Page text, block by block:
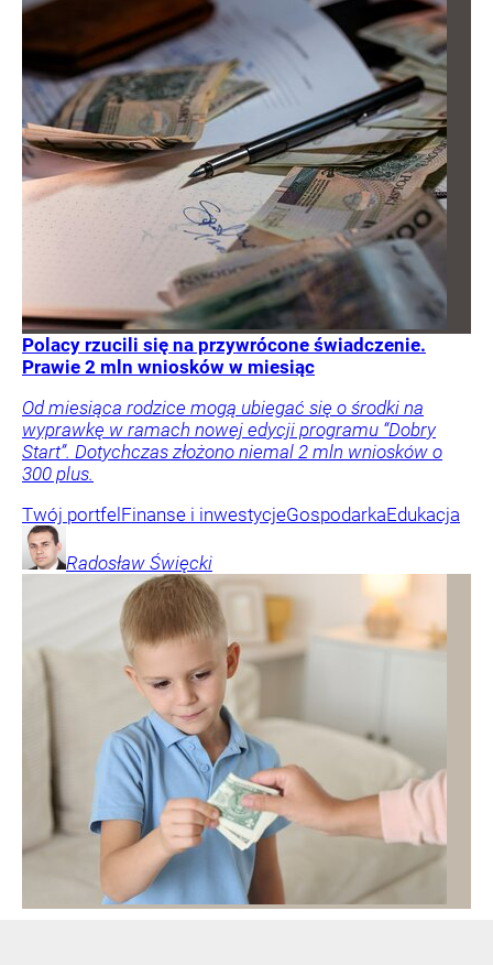
Polacy rzucili się na przywrócone świadczenie.
Prawie 2 mln wniosków w miesiąc
Od miesiąca rodzice mogą ubiegać się o środki na
wyprawkę w ramach nowej edycji programu “Dobry
Start”. Dotychczas złożono niemal 2 mln wniosków o
300 plus.
Twój portfelFinanse i inwestycjeGospodarkaEdukacja
Radosław Święcki